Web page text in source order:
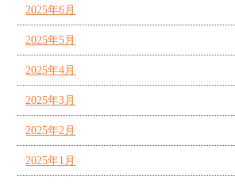
2025年6月
2025年5月
2025年4月
2025年3月
2025年2月
2025年1月